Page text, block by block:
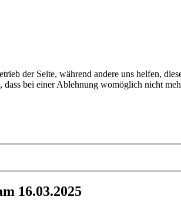
16.03.2025
der Seite, während andere uns helfen,
bei einer Ablehnung womöglich nicht